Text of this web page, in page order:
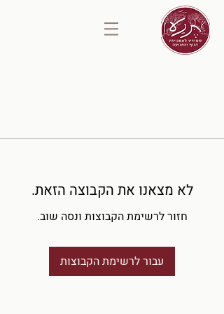
לא מצאנו את הקבוצה הזאת.
חזור לרשימת הקבוצות ונסה שוב.
עבור לרשימת הקבוצות